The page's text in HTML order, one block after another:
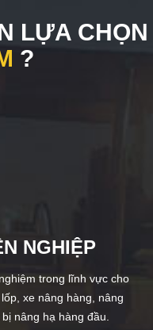
LỰA CHỌN
?
NGHIỆP
trong lĩnh vực cho
xe nâng hàng, nâng
nâng hạ hàng đầu.